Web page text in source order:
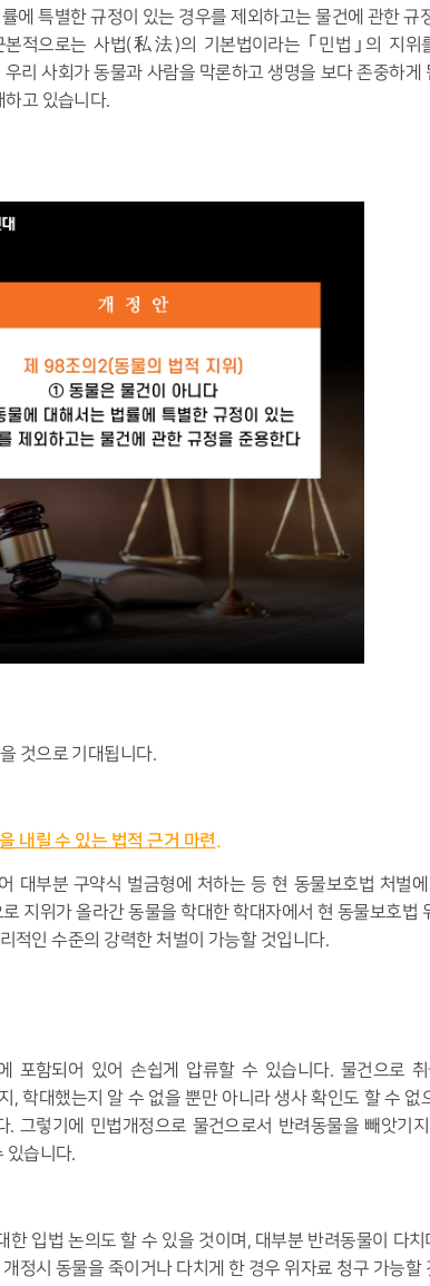
에 특별한 규정이 있는 경우를 제외하고는 물건에 관한 규
본적으로는 사법(私法)의 기본법이라는 ｢ 민법 ｣ 의 지위
우리 사회가 동물과 사람을 막론하고 생명을 보다 존중하게
하고 있습니다.
것으로 기대됩니다.
내릴 수 있는 법적 근거 마련.
대부분 구약식 벌금형에 처하는 등 현 동물보호법 처벌
지위가 올라간 동물을 학대한 학대자에서 현 동물보호법
적인 수준의 강력한 처벌이 가능할 것입니다.
포함되어 있어 손쉽게 압류할 수 있습니다. 물건으로
,학대했는지 알 수 없을 뿐만 아니라 생사 확인도 할 수 없
. 그렇기에 민법개정으로 물건으로서 반려동물을 빼앗기
있습니다.
한 입법 논의도 할 수 있을 것이며 , 대부분 반려동물이 다
개정시 동물을 죽이거나 다치게 한 경우 위자료 청구 가능할